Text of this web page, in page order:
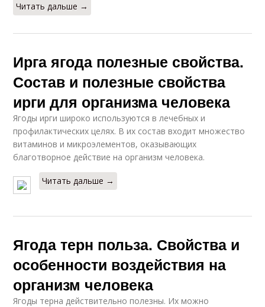
Читать дальше →
Ирга ягода полезные свойства.
Состав и полезные свойства
ирги для организма человека
Ягоды ирги широко используются в лечебных и
профилактических целях. В их состав входит множество
витаминов и микроэлементов, оказывающих
благотворное действие на организм человека.
Читать дальше →
Ягода терн польза. Свойства и
особенности воздействия на
организм человека
Ягоды терна действительно полезны. Их можно